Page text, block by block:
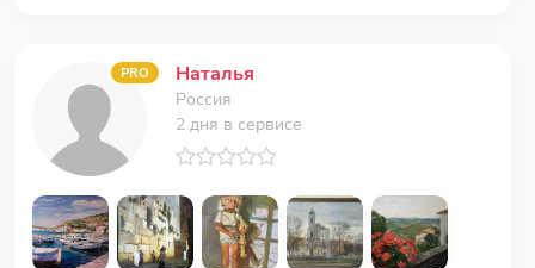
PRO Наталья
Россия
2 дня в сервисе